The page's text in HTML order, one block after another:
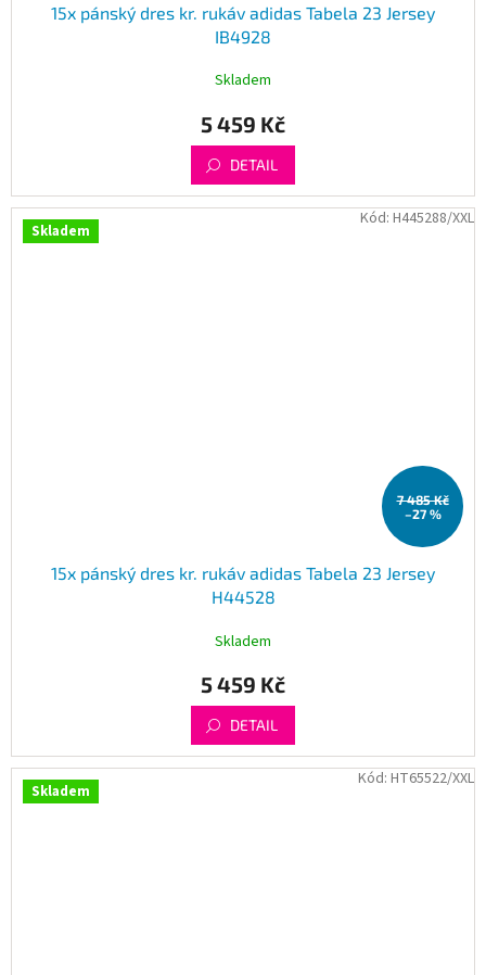
15x pánský dres kr. rukáv adidas Tabela 23 Jersey
IB4928
Skladem
5 459 Kč
DETAIL
Skladem
7 485 Kč
–27 %
15x pánský dres kr. rukáv adidas Tabela 23 Jersey
H44528
Skladem
5 459 Kč
DETAIL
Kód: H445288/XXL
Skladem
Kód: HT65522/XXL